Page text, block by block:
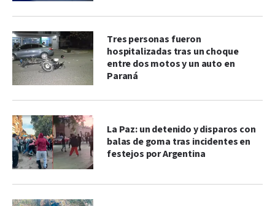
Tres personas fueron
hospitalizadas tras un choque
entre dos motos y un auto en
Paraná
La Paz: un detenido y disparos con
balas de goma tras incidentes en
festejos por Argentina